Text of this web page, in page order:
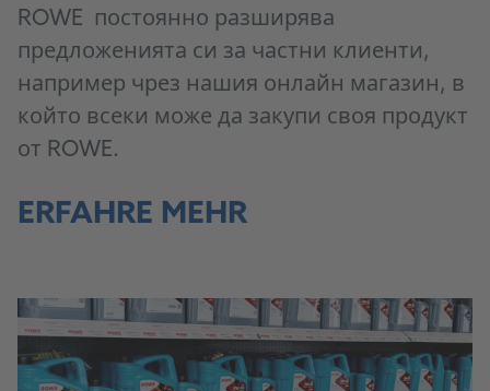
ROWE постоянно разширява
предложенията си за частни клиенти,
например чрез нашия онлайн магазин, в
който всеки може да закупи своя продукт
от ROWE.
ERFAHRE MEHR